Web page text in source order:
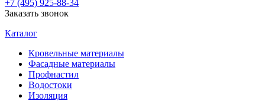
+7 (495) 925-88-34
Заказать звонок
Каталог
Кровельные материалы
Фасадные материалы
Профнастил
Водостоки
Изоляция